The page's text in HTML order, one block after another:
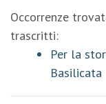
Occorrenze
trascritti:
Per la
Basilicata